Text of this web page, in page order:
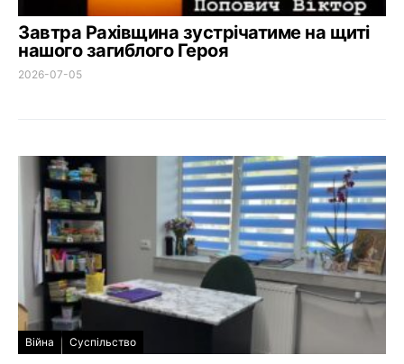
Завтра Рахівщина зустрічатиме на щиті
нашого загиблого Героя
2026-07-05
Війна Суспільство